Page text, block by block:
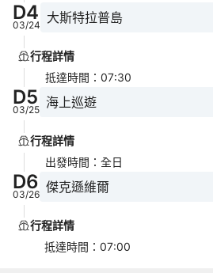
D4
03/24 大斯特拉普島
行程詳情
抵達時間 ： 07:30
D5
03/25 海上巡遊
行程詳情
出發時間 ： 全日
D6
03/26 傑克遜維爾
行程詳情
抵達時間 ： 07:00